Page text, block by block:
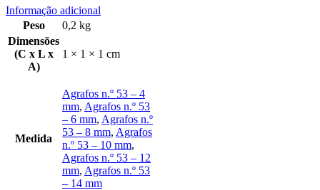
Informação adicional
Peso
0,2 kg
Dimensões
(C x L x
A)
1 × 1 × 1 cm
Medida
Agrafos n.º 53 – 4
mm, Agrafos n.º 53
– 6 mm, Agrafos n.º
53 – 8 mm, Agrafos
n.º 53 – 10 mm,
Agrafos n.º 53 – 12
mm, Agrafos n.º 53
– 14 mm